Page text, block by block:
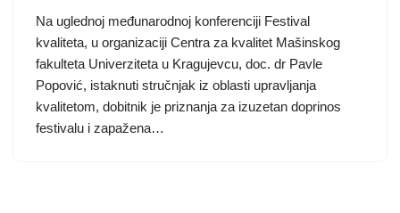
Na uglednoj međunarodnoj konferenciji Festival
kvaliteta, u organizaciji Centra za kvalitet Mašinskog
fakulteta Univerziteta u Kragujevcu, doc. dr Pavle
Popović, istaknuti stručnjak iz oblasti upravljanja
kvalitetom, dobitnik je priznanja za izuzetan doprinos
festivalu i zapažena…